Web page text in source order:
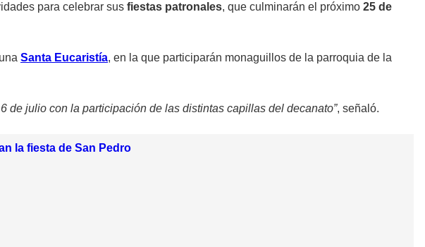
para celebrar sus fiestas patronales, que culminarán el próximo 25 de
Santa Eucaristía, en la que participarán monaguillos de la parroquia de la
de julio con la participación de las distintas capillas del decanato”, señaló.
la fiesta de San Pedro